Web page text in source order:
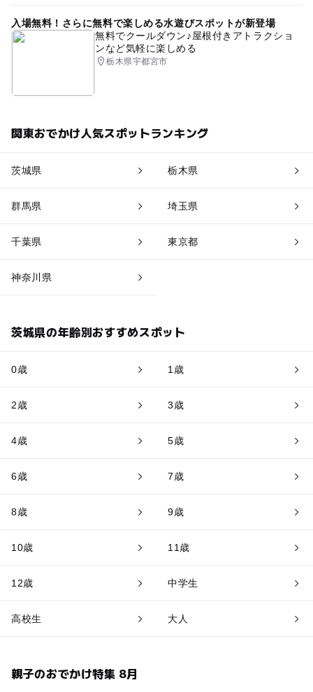
入場無料！さらに無料で楽しめる水遊びスポットが新登場
無料でクールダウン♪屋根付きアトラクショ
ンなど気軽に楽しめる
栃木県宇都宮市
関東おでかけ人気スポットランキング
茨城県 栃木県
群馬県 埼玉県
千葉県 東京都
神奈川県
茨城県の年齢別おすすめスポット
0歳 1歳
2歳 3歳
4歳 5歳
6歳 7歳
8歳 9歳
10歳 11歳
12歳 中学生
高校生 大人
親子のおでかけ特集 8月